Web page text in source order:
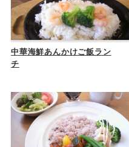
中華海鮮あんかけご飯ラン
チ